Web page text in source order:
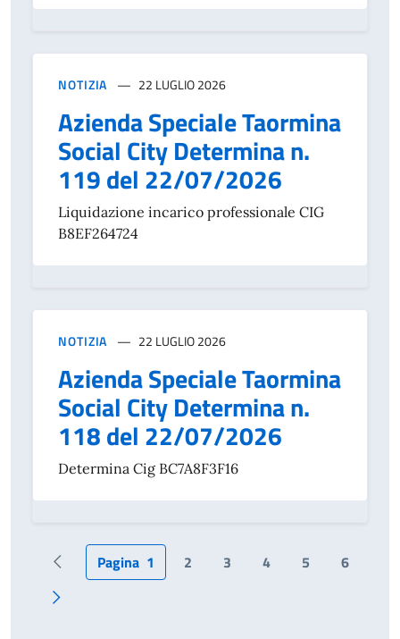
NOTIZIA 22 LUGLIO 2026
Azienda Speciale Taormina
Social City Determina n.
119 del 22/07/2026
Liquidazione incarico professionale CIG
B8EF264724
NOTIZIA 22 LUGLIO 2026
Azienda Speciale Taormina
Social City Determina n.
118 del 22/07/2026
Determina Cig BC7A8F3F16
Pagina precedente
Pagina 1 2 3 4 5 6
Pagina successiva